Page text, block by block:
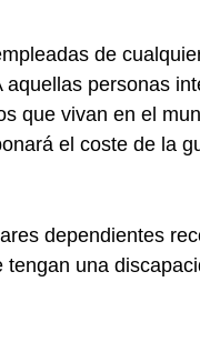
de
personas
que vivan en el
el coste de la
dependientes
una